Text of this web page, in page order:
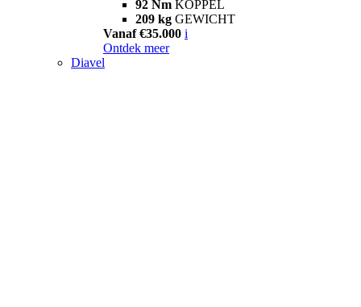
92 Nm KOPPEL
209 kg GEWICHT
Vanaf €35.000 i
Ontdek meer
Diavel